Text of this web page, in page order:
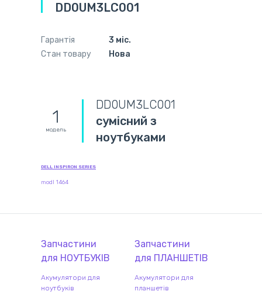
DD0UM3LC001
Гарантія
3 міс.
Стан товару
Нова
1
модель
DD0UM3LC001
сумісний з
ноутбуками
DELL INSPIRON SERIES
modl 1464
Запчастини
для НОУТБУК ІВ
Акумулятори для
ноутбуків
Запчастини
для ПЛАНШЕТ ІВ
Акумулятори для
планшетів